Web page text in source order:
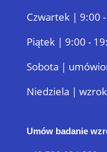
Czwartek | 9:00
Piątek | 9:00 -
Sobota |
Niedziela |
Umów badanie